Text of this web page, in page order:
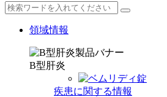
領域情報
B型肝炎
疾患に関する情報